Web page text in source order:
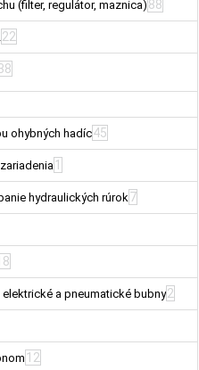
(filter, regulátor, maznica) 88
22
ohybných hadíc45
1
hydraulických rúrok7
elektrické a pneumatické bubny2
12